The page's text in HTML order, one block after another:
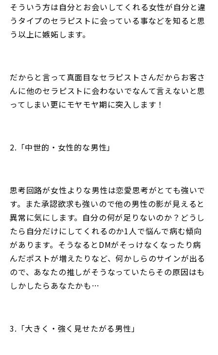
そういう方は自分とお会いしてくれる女性が自分と違
うタイプのセラピストに会っている事などを知ると思
う以上に嫉妬します。
だからと言って真面目なセラピストさんだからお客さ
んに他のセラピストに会わないでなんて言えないと思
ってしまい更にモヤモヤ期に突入します！
2.「中世的・女性的な男性」
思考回路が女性よりな男性は恋愛思考がとても強いで
す。また承認欲求も強いので他の男性の影が見えると
異常に気にします。自分の何が足りないのか？どうし
たら自分だけにしてくれるのか1人で悩んで病む傾向
があります。そうなるとDMがそっけなくなったり病
んだポストが増えたりなど、何かしらのサインが出る
ので、あなたの推しがそうなっていたらその原因はも
しかしたらあなたかも…
3.「大きく・強く見せたがる男性」